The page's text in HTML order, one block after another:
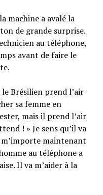
machine a avalé la
de grande surprise.
au téléphone,
avant de faire le
Brésilien prend l’air
sa femme en
mais il prend l’air
! » Je sens qu’il va
m’importe maintenant
au téléphone a
Il va m’aider à la